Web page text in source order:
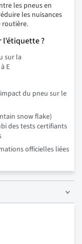
les pneus en
les nuisances
routière.
?
sur la
E
du pneu sur le
snow flake)
des tests certifiants
officielles liées